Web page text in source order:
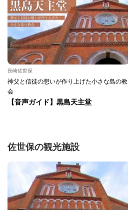
長崎佐世保
神父と信徒の想いが作り上げた小さな島の教
会
【音声ガイド】黒島天主堂
佐世保の観光施設